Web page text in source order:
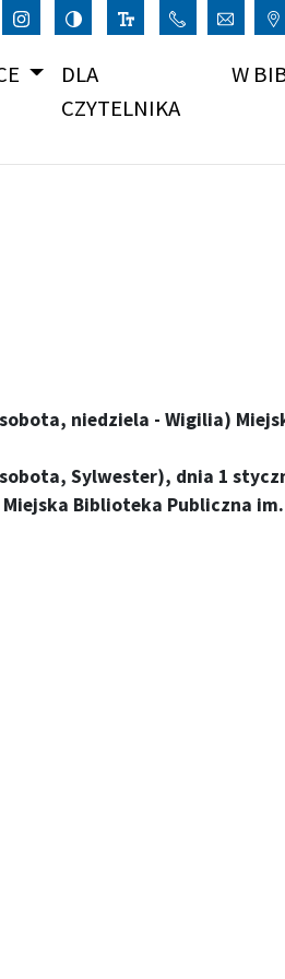
DLA
CZYTELNIKA
W
niedziela - Wigilia)
Sylwester), dnia 1
Biblioteka Publiczna